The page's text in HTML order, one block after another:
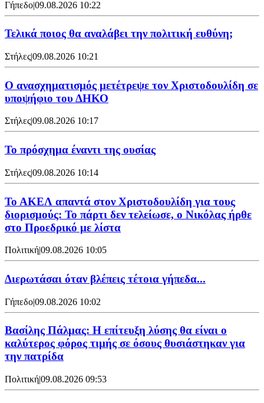
Γήπεδο|09.08.2026 10:22
Τελικά ποιος θα αναλάβει την πολιτική ευθύνη;
Στήλες|09.08.2026 10:21
Ο ανασχηματισμός μετέτρεψε τον Χριστοδουλίδη σε
υποψήφιο του ΔΗΚΟ
Στήλες|09.08.2026 10:17
Το πρόσχημα έναντι της ουσίας
Στήλες|09.08.2026 10:14
Το ΑΚΕΛ απαντά στον Χριστοδουλίδη για τους
διορισμούς: Το πάρτι δεν τελείωσε, ο Νικόλας ήρθε
στο Προεδρικό με λίστα
Πολιτική|09.08.2026 10:05
Διερωτάσαι όταν βλέπεις τέτοια γήπεδα...
Γήπεδο|09.08.2026 10:02
Βασίλης Πάλμας: Η επίτευξη λύσης θα είναι ο
καλύτερος φόρος τιμής σε όσους θυσιάστηκαν για
την πατρίδα
Πολιτική|09.08.2026 09:53